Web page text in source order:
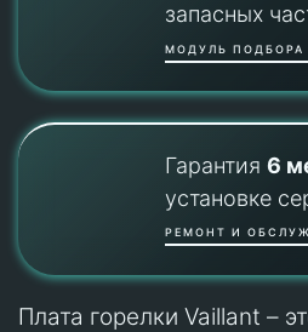
запасных
МОДУЛЬ ПОДБОРА
Гарантия 6
установке
РЕМОНТ И
Плата горелки Vaillant –